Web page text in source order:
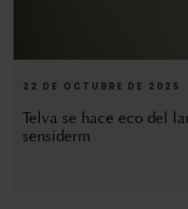
22 DE OCTUBRE DE 2025
Telva se hace eco del
sensiderm